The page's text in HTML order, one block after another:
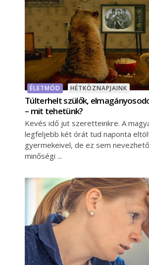
ÉLETMÓD HÉTKÖZNAPJAINK
Túlterhelt szülők,
– mit tehetünk?
Kevés idő jut szeretteinkre. A
legfeljebb két órát tud naponta
gyermekeivel, de ez sem
minőségi